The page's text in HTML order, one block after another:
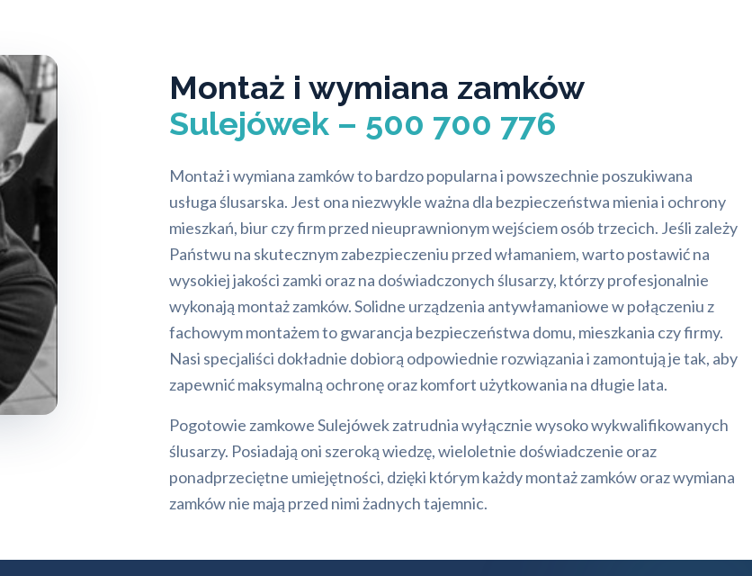
Montaż i wymiana zamków
Sulejówek – 500 700 776
Montaż i wymiana zamków to bardzo popularna i powszechnie poszukiwana
usługa ślusarska. Jest ona niezwykle ważna dla bezpieczeństwa mienia i ochrony
mieszkań, biur czy firm przed nieuprawnionym wejściem osób trzecich. Jeśli zależy
Państwu na skutecznym zabezpieczeniu przed włamaniem, warto postawić na
wysokiej jakości zamki oraz na doświadczonych ślusarzy, którzy profesjonalnie
wykonają montaż zamków. Solidne urządzenia antywłamaniowe w połączeniu z
fachowym montażem to gwarancja bezpieczeństwa domu, mieszkania czy firmy.
Nasi specjaliści dokładnie dobiorą odpowiednie rozwiązania i zamontują je tak, aby
zapewnić maksymalną ochronę oraz komfort użytkowania na długie lata.
Pogotowie zamkowe Sulejówek zatrudnia wyłącznie wysoko wykwalifikowanych
ślusarzy. Posiadają oni szeroką wiedzę, wieloletnie doświadczenie oraz
ponadprzeciętne umiejętności, dzięki którym każdy montaż zamków oraz wymiana
zamków nie mają przed nimi żadnych tajemnic.